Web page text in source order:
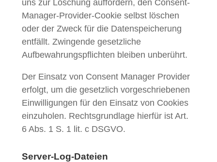
uns zur Löschung auffordern, den Consent-
Manager-Provider-Cookie selbst löschen
oder der Zweck für die Datenspeicherung
entfällt. Zwingende gesetzliche
Aufbewahrungspflichten bleiben unberührt.
Der Einsatz von Consent Manager Provider
erfolgt, um die gesetzlich vorgeschriebenen
Einwilligungen für den Einsatz von Cookies
einzuholen. Rechtsgrundlage hierfür ist Art.
6 Abs. 1 S. 1 lit. c DSGVO.
Server-Log-Dateien